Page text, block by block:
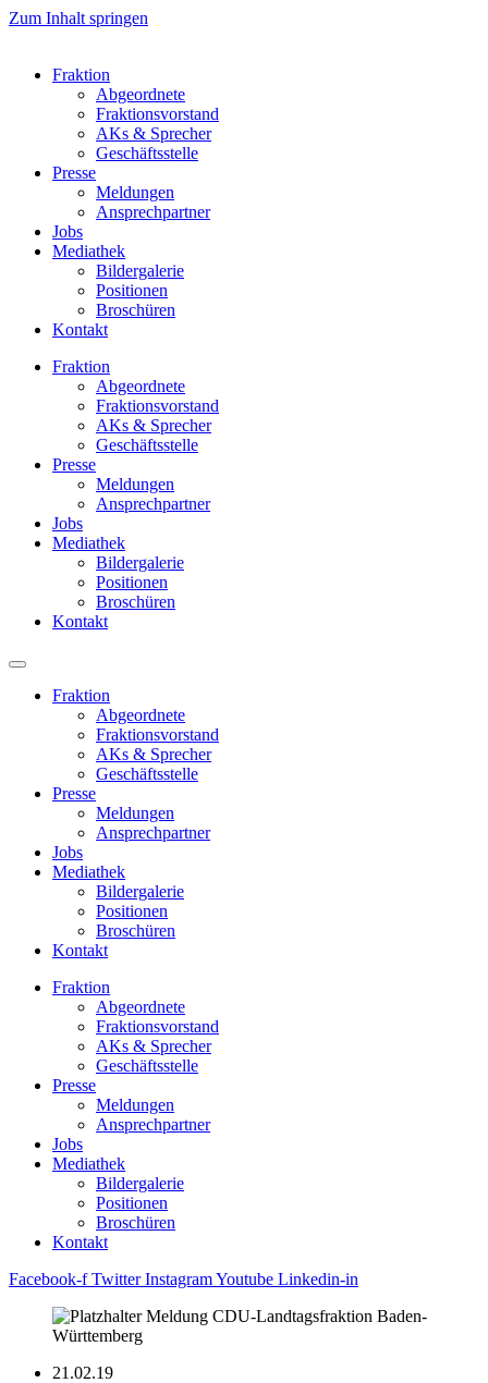
Zum Inhalt springen
Fraktion
Abgeordnete
Fraktions­vorstand
AKs & Sprecher
Geschäftsstelle
Presse
Meldungen
Ansprechpartner
Jobs
Mediathek
Bildergalerie
Positionen
Broschüren
Kontakt
Fraktion
Abgeordnete
Fraktions­vorstand
AKs & Sprecher
Geschäftsstelle
Presse
Meldungen
Ansprechpartner
Jobs
Mediathek
Bildergalerie
Positionen
Broschüren
Kontakt
Fraktion
Abgeordnete
Fraktions­vorstand
AKs & Sprecher
Geschäftsstelle
Presse
Meldungen
Ansprechpartner
Jobs
Mediathek
Bildergalerie
Positionen
Broschüren
Kontakt
Fraktion
Abgeordnete
Fraktions­vorstand
AKs & Sprecher
Geschäftsstelle
Presse
Meldungen
Ansprechpartner
Jobs
Mediathek
Bildergalerie
Positionen
Broschüren
Kontakt
Facebook-f Twitter InstagramYoutube Linkedin-in
21.02.19